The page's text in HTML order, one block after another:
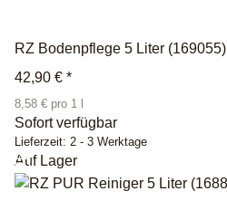
RZ Bodenpflege 5 Liter (169055)
42,90 € *
8,58 € pro 1 l
Sofort verfügbar
Lieferzeit: 2 - 3 Werktage
Auf Lager